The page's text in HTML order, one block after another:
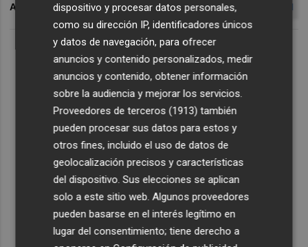
ARCHIVADO EN GRUPO FUERTES EL POZO ALIMENTACIÓN
dispositivo y procesar datos personales,
como su dirección IP, identificadores únicos
y datos de navegación, para ofrecer
anuncios y contenido personalizados, medir
anuncios y contenido, obtener información
sobre la audiencia y mejorar los servicios.
Proveedores de terceros (1913) también
pueden procesar sus datos para estos y
otros fines, incluido el uso de datos de
geolocalización precisos y características
del dispositivo. Sus elecciones se aplican
solo a este sitio web. Algunos proveedores
pueden basarse en el interés legítimo en
lugar del consentimiento; tiene derecho a